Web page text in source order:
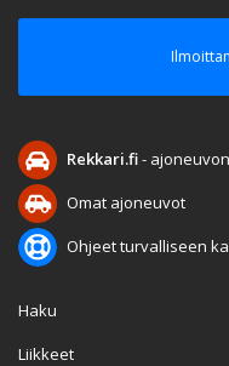
Rekkari.fi-
Omat ajoneuvot
Ohjeet turvalliseen
Haku
Liikkeet